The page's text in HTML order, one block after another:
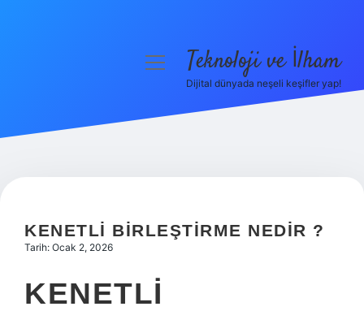
Hakkımızda
menüyüTeknoloji ve İlham
Dijital dünyada neşeli keşifler yap!
KENETLI BIRLEŞTIRME NEDIR ?
Tarih: Ocak 2, 2026
KENETLI